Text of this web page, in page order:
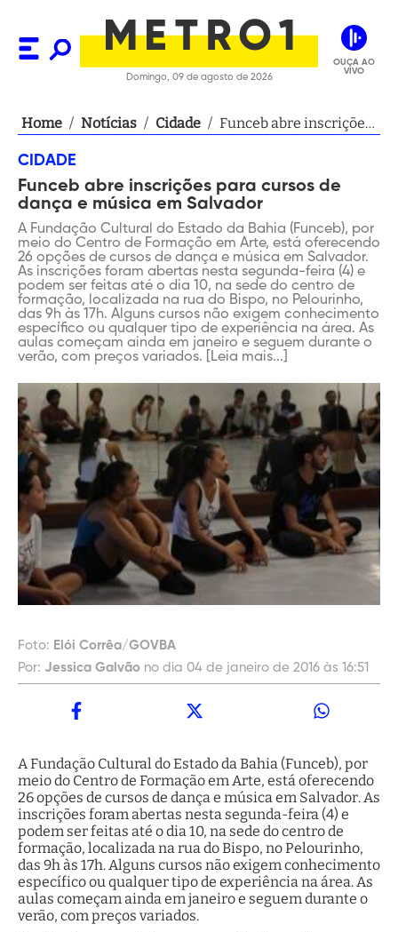
Domingo, 09 de agosto de 2026
OUÇA AO
VIVO
Home / Notícias / Cidade / Funceb abre inscrições
CIDADE
Funceb abre inscrições para cursos de
dança e música em Salvador
A Fundação Cultural do Estado da Bahia (Funceb), por
meio do Centro de Formação em Arte, está oferecendo
26 opções de cursos de dança e música em Salvador.
As inscrições foram abertas nesta segunda-feira (4) e
podem ser feitas até o dia 10, na sede do centro de
formação, localizada na rua do Bispo, no Pelourinho,
das 9h às 17h. Alguns cursos não exigem conhecimento
específico ou qualquer tipo de experiência na área. As
aulas começam ainda em janeiro e seguem durante o
verão, com preços variados. [Leia mais...]
Foto: Elói Corrêa/GOVBA
Por: Jessica Galvão no dia 04 de janeiro de 2016 às 16:51
A Fundação Cultural do Estado da Bahia (Funceb), por
meio do Centro de Formação em Arte, está oferecendo
26 opções de cursos de dança e música em Salvador. As
inscrições foram abertas nesta segunda-feira (4) e
podem ser feitas até o dia 10, na sede do centro de
formação, localizada na rua do Bispo, no Pelourinho,
das 9h às 17h. Alguns cursos não exigem conhecimento
específico ou qualquer tipo de experiência na área. As
aulas começam ainda em janeiro e seguem durante o
verão, com preços variados.